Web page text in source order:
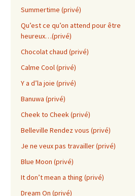
Summertime (privé)
Qu’est ce qu’on attend pour être
heureux…(privé)
Chocolat chaud (privé)
Calme Cool (privé)
Y a d’la joie (privé)
Banuwa (privé)
Cheek to Cheek (privé)
Belleville Rendez vous (privé)
Je ne veux pas travailler (privé)
Blue Moon (privé)
It don’t mean a thing (privé)
Dream On (privé)